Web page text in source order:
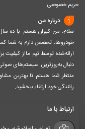
حریم خصوصی
درباره من
سلام، من کیوان هستم. با ده
خودروها، تخصص دارم به شما
ارائه‌شده توسط تیم مااز کیفیت
دنبال به‌روزترین سیستم‌های
منتظر شما هستم تا بهترین
رانندگی خود ارتقاء ببخشید.
ارتباط با ما